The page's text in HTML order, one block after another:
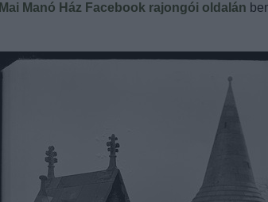
Mai Manó Ház Facebook rajongói oldalán